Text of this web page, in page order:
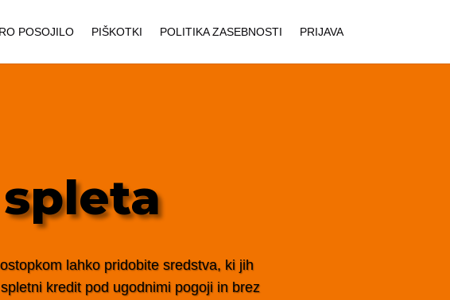
POSOJILO PIŠKOTKI POLITIKA ZASEBNOSTI PRIJAVA
lahko pridobite sredstva, ki jih
kredit pod ugodnimi pogoji in brez